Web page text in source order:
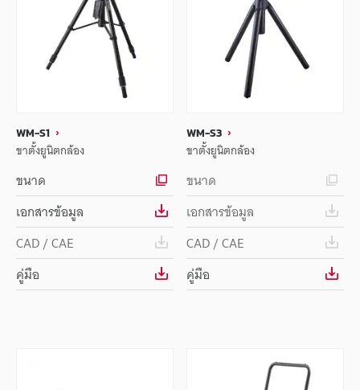
WM-S1
ขาตั้งยูนิตกล้อง
ขนาด
เอกสารข้อมูล
CAD / CAE
คู่มือ
WM-S3
ขาตั้งยูนิตกล้อง
ขนาด
เอกสารข้อมูล
CAD / CAE
คู่มือ